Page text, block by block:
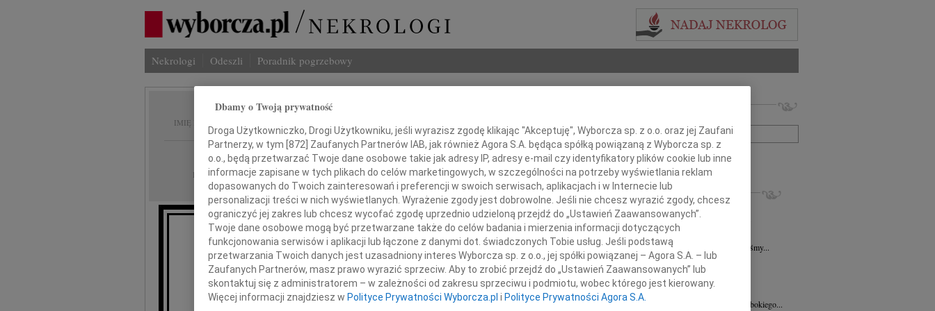
Nekrologi Odeszli Poradnik pogrzebowy
IMIĘ I NAZWISKO: Jerzy Orłowski
REGION: Poznań
DATA EMISJI: 25.11.2010
Pogrążeni w smutku żegnamy
naszego drogiego, wieloletniego Przyjaciela
+ szukanie zaawansowane
INNE NEKROLOGI
Tadeusz Kotłowski 06.08.2026Poznań
W dniu 3 sierpnia 2026 roku zmarł prof. dr...
Henryk Paplaczyk 06.08.2026
Z głębokim smutkiem i poruszeniem przyjęliśmy...
Henryk Paplaczyk06.08.2026Poznań
Z głębokim smutkiem i żalem przyjęliśmy...
05.08.2026 Poznań
Adw. Mariuszowi Paplaczykowi wyrazy głębokiego...
Dbamy o Twoją prywatność
Droga Użytkowniczko, Drogi Użytkowniku, jeśli wyrazisz zgodę klikając "Akceptuję", Wyborcza sp. z o.o. oraz jej Zaufani
Partnerzy, w tym [ 872 ] Zaufanych Partnerów IAB, jak również Agora S.A. będąca spółką powiązaną z Wyborcza sp. z
o.o., będą przetwarzać Twoje dane osobowe takie jak adresy IP, adresy e-mail czy identyfikatory plików cookie lub inne
informacje zapisane w tych plikach do celów marketingowych, w szczególności na potrzeby wyświetlania reklam
dopasowanych do Twoich zainteresowań i preferencji w swoich serwisach, aplikacjach i w Internecie lub
personalizacji treści w nich wyświetlanych. Wyrażenie zgody jest dobrowolne. Jeśli nie chcesz wyrazić zgody, chcesz
ograniczyć jej zakres lub chcesz wycofać zgodę uprzednio udzieloną przejdź do „Ustawień Zaawansowanych”.
Twoje dane osobowe mogą być przetwarzane także do celów badania i mierzenia informacji dotyczących
funkcjonowania serwisów i aplikacji lub łączone z danymi dot. świadczonych Tobie usług. Jeśli podstawą
przetwarzania Twoich danych jest uzasadniony interes Wyborcza sp. z o.o., jej spółki powiązanej – Agora S.A. – lub
Zaufanych Partnerów, masz prawo wyrazić sprzeciw. Aby to zrobić przejdź do „Ustawień Zaawansowanych” lub
skontaktuj się z administratorem – w zależności od zakresu sprzeciwu i podmiotu, wobec którego jest kierowany.
Więcej informacji znajdziesz w Polityce Prywatności Wyborcza.pl i Polityce Prywatności Agora S.A.